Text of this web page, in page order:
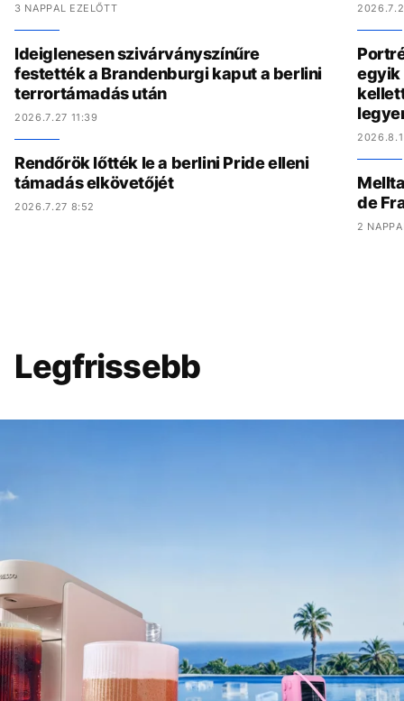
3 NAPPAL EZELŐTT
Ideiglenesen szivárványszínűre
festették a Brandenburgi kaput a berlini
terrortámadás után
2026.7.27 11:39
Rendőrök lőtték le a berlini Pride elleni
támadás elkövetőjét
2026.7.27 8:52
egyik
de
2
Legfrissebb